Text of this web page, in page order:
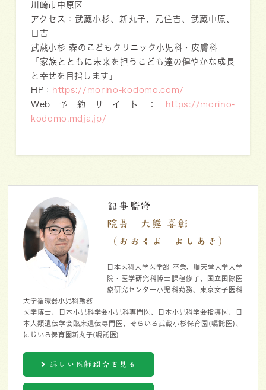
川崎市中原区
アクセス：武蔵小杉、新丸子、元住吉、武蔵中原、
日吉
武蔵小杉 森のこどもクリニック小児科・皮膚科
「家族とともに未来を担うこども達の健やかな成長
と幸せを目指します」
HP：
https://morino-kodomo.com/
Web予約サイト：
https://morino-
kodomo.mdja.jp/
記事監修
院長 大熊 喜彰
（おおくま よしあき）
日本医科大学医学部 卒業、順天堂大学大学
院・医学研究科博士課程修了、国立国際医
療研究センター小児科勤務、東京女子医科
大学循環器小児科勤務
医学博士、日本小児科学会小児科専門医、日本小児科学会指導医、日
本人類遺伝学会臨床遺伝専門医、そらいろ武蔵小杉保育園(嘱託医)、
にじいろ保育園新丸子(嘱託医)
詳しい医師紹介を見る